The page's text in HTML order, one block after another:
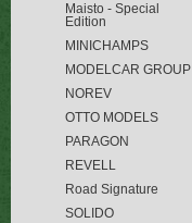
Maisto - Special
Edition
MINICHAMPS
MODELCAR GROUP
NOREV
OTTO MODELS
PARAGON
REVELL
Road Signature
SOLIDO